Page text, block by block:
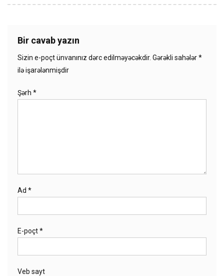
Bir cavab yazın
Sizin e-poçt ünvanınız dərc edilməyəcəkdir. Gərəkli sahələr*
ilə işarələnmişdir
Şərh *
Ad *
E-poçt*
Veb sayt